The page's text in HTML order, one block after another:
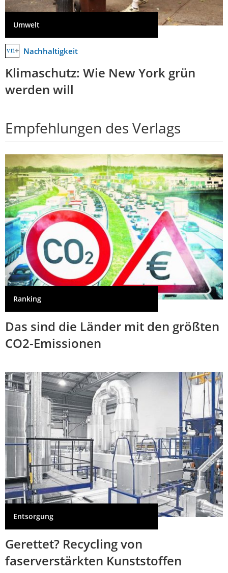
Umwelt
Nachhaltigkeit
Klimaschutz: Wie New York grün
werden will
Empfehlungen des Verlags
Ranking
Das sind die Länder mit den größten
CO2-Emissionen
Entsorgung
Gerettet? Recycling von
faserverstärkten Kunststoffen